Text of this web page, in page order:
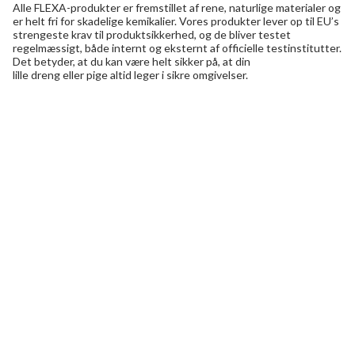
Alle FLEXA-produkter er fremstillet af rene, naturlige materialer og
er helt fri for skadelige kemikalier. Vores produkter lever op til EU’s
strengeste krav til produktsikkerhed, og de bliver testet
regelmæssigt, både internt og eksternt af officielle testinstitutter.
Det betyder, at du kan være helt sikker på, at din
lille dreng eller pige altid leger i sikre omgivelser.